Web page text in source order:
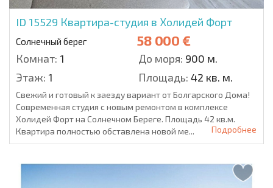
ID 15529 Квартира-студия в Холидей Форт
Солнечный берег 58 000 €
Комнат: 1 До моря: 900 м.
Этаж: 1 Площадь: 42 кв. м.
Свежий и готовый к заезду вариант от Болгарского Дома!
Современная студия с новым ремонтом в комплексе
Холидей Форт на Солнечном Береге. Площадь 42 кв.м.
Квартира полностью обставлена новой ме...
Подробнее